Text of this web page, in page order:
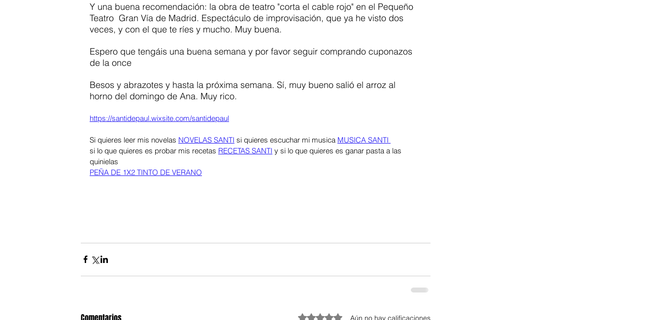
Y una buena recomendación: la obra de teatro "corta el cable rojo" en el Pequeño
Teatro  Gran Vía de Madrid. Espectáculo de improvisación, que ya he visto dos
veces, y con el que te ríes y mucho. Muy buena.
Espero que tengáis una buena semana y por favor seguir comprando cuponazos
de la once
Besos y abrazotes y hasta la próxima semana. Sí, muy bueno salió el arroz al
horno del domingo de Ana. Muy rico.
https://santidepaul.wixsite.com/santidepaul
Si quieres leer mis novelas NOVELAS SANTI si quieres escuchar mi musica MUSICA SANTI
si lo que quieres es probar mis recetas RECETAS SANTI y si lo que quieres es ganar pasta a las
quinielas
PEÑA DE 1X2 TINTO DE VERANO
Comentarios Obtuvo 0 de 5 estrellas.Aún no hay calificaciones